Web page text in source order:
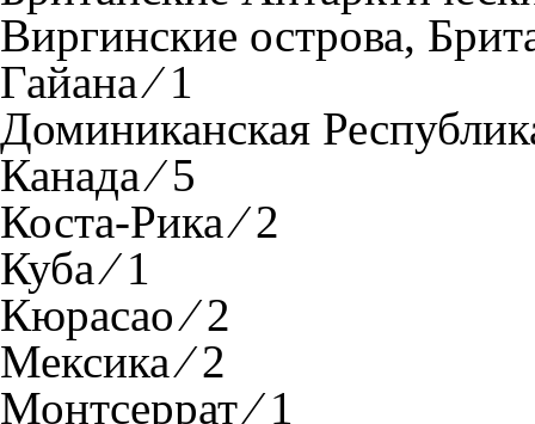
Виргинские острова,
Гайана ⁄ 1
Доминиканская
Канада ⁄ 5
Коста-Рика ⁄ 2
Куба ⁄ 1
Кюрасао ⁄ 2
Мексика ⁄ 2
Монтсеррат ⁄ 1